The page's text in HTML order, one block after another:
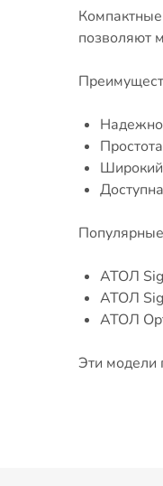
позволяют
Широкий
АТОЛ
АТОЛ
АТОЛ
Эти модели